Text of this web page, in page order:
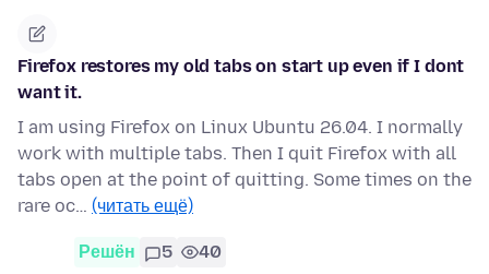
Firefox restores my old tabs on start up even if I dont
want it.
I am using Firefox on Linux Ubuntu 26.04. I normally
work with multiple tabs. Then I quit Firefox with all
tabs open at the point of quitting. Some times on the
rare oc… (читать ещё)
Решён 5 40